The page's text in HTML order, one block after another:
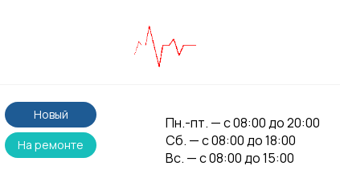
Пн.-пт. — с 08:00 до 20:00
Сб. — с 08:00 до 18:00
Вс. — с 08:00 до 15:00
На ремонте
Новый